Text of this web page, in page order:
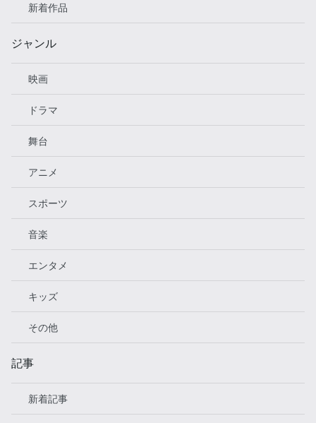
新着作品
ジャンル
映画
ドラマ
舞台
アニメ
スポーツ
音楽
エンタメ
キッズ
その他
記事
新着記事